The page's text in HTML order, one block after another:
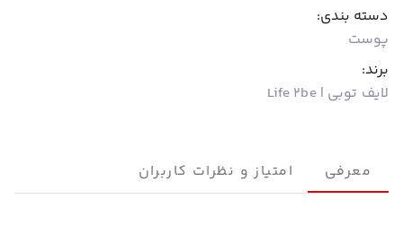
دسته بندی:
پوست
برند:
لایف توبی | Life 2be
معرفی امتیاز و نظرات کاربران